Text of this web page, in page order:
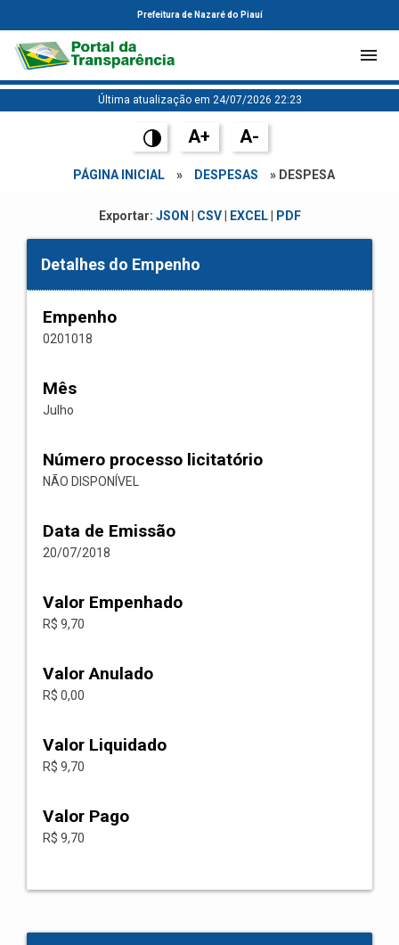
Prefeitura de Nazaré do Piauí
Última atualização em 24/07/2026 22:23
A+ A-
PÁGINA INICIAL » DESPESAS » DESPESA
Exportar: JSON CSV| EXCEL| PDF
Detalhes do Empenho
Empenho
0201018
Mês
Julho
Número processo licitatório
NÃO DISPONÍVEL
Data de Emissão
20/07/2018
Valor Empenhado
R$ 9,70
Valor Anulado
R$ 0,00
Valor Liquidado
R$ 9,70
Valor Pago
R$ 9,70